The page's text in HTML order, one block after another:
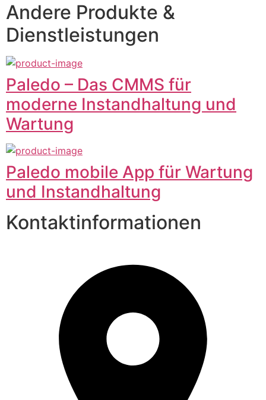
Andere Produkte &
Dienstleistungen
Paledo – Das CMMS für
moderne Instandhaltung und
Wartung
Paledo mobile App für Wartung
und Instandhaltung
Kontaktinformationen